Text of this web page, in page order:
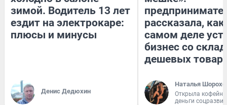
зимой. Водитель 13 лет
ездит на электрокаре:
плюсы и минусы
Денис Дедюхин
рассказала, как
самом деле
бизнес со
дешевых
Наталья
Открыла
деньги